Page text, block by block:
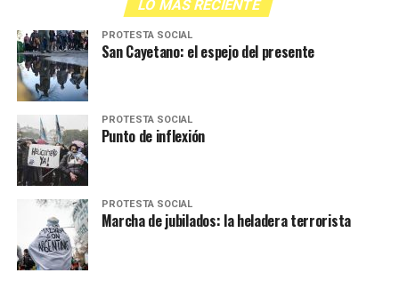
LO MÁS RECIENTE
PROTESTA SOCIAL
San Cayetano: el espejo del presente
PROTESTA SOCIAL
Punto de inflexión
PROTESTA SOCIAL
Marcha de jubilados: la heladera terrorista